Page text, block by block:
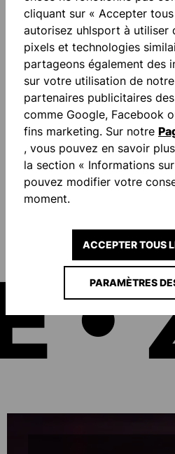
•
cliquant sur « Accepter
autorisez uhlsport à utiliser
pixels et technologies
partageons également des
sur votre utilisation de
partenaires publicitaires
comme Google, Facebook
fins marketing. Sur notre
, vous pouvez en savoir
la section « Informations
pouvez modifier votre
moment.
PARAMÈTRES
ACCEPTER TOUS